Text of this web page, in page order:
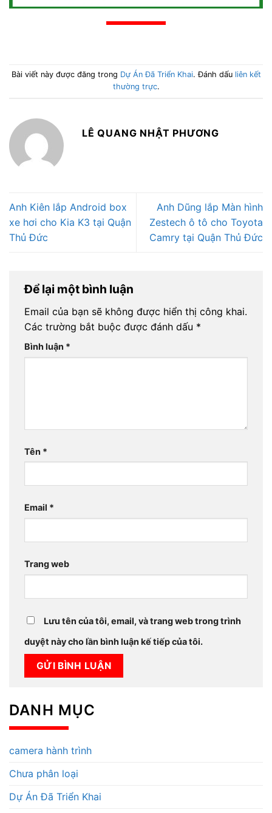
Bài viết này được đăng trong Dự Án Đã Triển Khai. Đánh dấu liên kết
thường trực.
LÊ QUANG NHẬT PHƯƠNG
Anh Kiên lắp Android box
xe hơi cho Kia K3 tại Quận
Thủ Đức
Anh Dũng lắp Màn hình
Zestech ô tô cho Toyota
Camry tại Quận Thủ Đức
Để lại một bình luận
Email của bạn sẽ không được hiển thị công khai.
Các trường bắt buộc được đánh dấu *
Bình luận *
Tên *
Email *
Trang web
Lưu tên của tôi, email, và trang web trong trình
duyệt này cho lần bình luận kế tiếp của tôi.
DANH MỤC
camera hành trình
Chưa phân loại
Dự Án Đã Triển Khai